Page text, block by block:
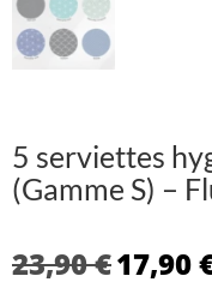
5 serviettes
(Gamme S) –
23,90€ Le
prix
17,90